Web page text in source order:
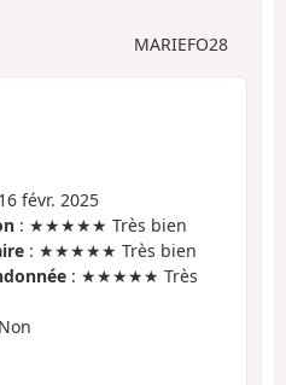
MARIEFO28
févr. 2025
: ★★★★★ Très bien
: ★★★★★ Très bien
: ★★★★★ Très